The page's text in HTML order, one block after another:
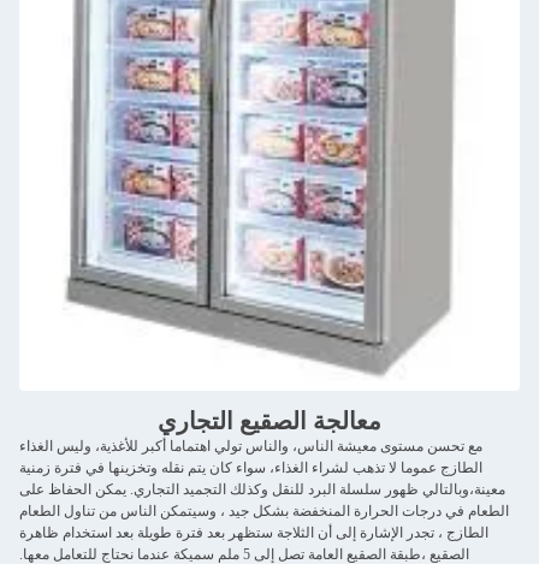
معالجة الصقيع التجاري
مع تحسن مستوى معيشة الناس، والناس تولي اهتماما أكبر للأغذية، وليس الغذاء
الطازج عموما لا تذهب لشراء الغذاء، سواء كان يتم نقله وتخزينها في فترة زمنية
معينة،وبالتالي ظهور سلسلة البرد للنقل وكذلك التجميد التجاري. يمكن الحفاظ على
الطعام في درجات الحرارة المنخفضة بشكل جيد ، وسيتمكن الناس من تناول الطعام
الطازج ، تجدر الإشارة إلى أن الثلاجة ستظهر بعد فترة طويلة بعد استخدام ظاهرة
الصقيع ،طبقة الصقيع العامة تصل إلى 5 ملم سميكة عندما نحتاج للتعامل معها.